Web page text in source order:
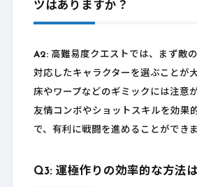
ツはありますか？
A2:高難易度クエストでは、まず敵
対応したキャラクターを選ぶことが
床やワープなどのギミックには注意
友情コンボやショットスキルを効果
で、有利に戦闘を進めることができま
Q3: 運極作りの効率的な方法